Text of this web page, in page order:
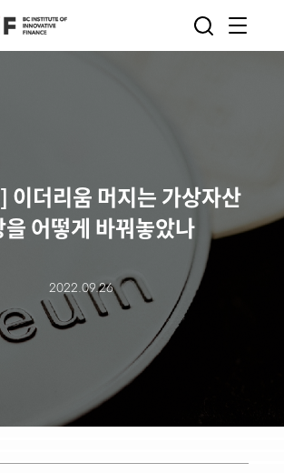
메뉴
열기
검색
더리움 머지는 가상자산
을 어떻게 바꿔놓았나
2022.09.26